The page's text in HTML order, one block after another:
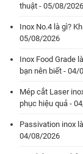
thuật - 05/08/2026
Inox No.4 là gì?
05/08/2026
Inox Food Grade
bạn nên biết - 04/
Mép cắt Laser
phục hiệu quả -
Passivation inox
04/08/2026